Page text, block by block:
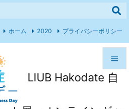
LIUB Hakodate 自



ホーム 2020 プライバシーポリシー